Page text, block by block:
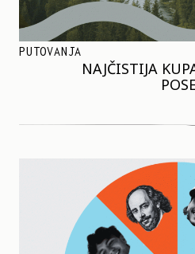
PUTOVANJA
NAJČISTIJA